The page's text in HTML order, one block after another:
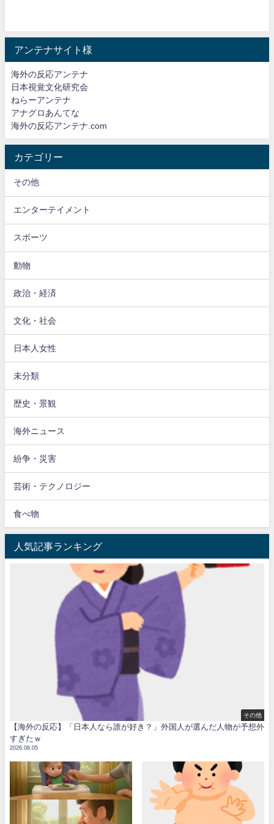
アンテナサイト様
海外の反応アンテナ
日本視覚文化研究会
ねらーアンテナ
アナグロあんてな
海外の反応アンテナ.com
カテゴリー
その他
エンターテイメント
スポーツ
動物
政治・経済
文化・社会
日本人女性
未分類
歴史・景観
海外ニュース
紛争・災害
芸術・テクノロジー
食べ物
人気記事ランキング
その他
【海外の反応】「日本人なら誰が好き？」外国人が選んだ人物が予想外
すぎたｗ
2026.08.05